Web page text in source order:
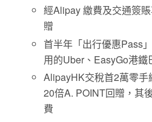
經Alipay 繳費及交通簽
贈
首半年「出行優惠Pass
用的Uber、EasyGo港鐵
AlipayHK交稅首2萬零手
20倍A. POINT回贈，其
費